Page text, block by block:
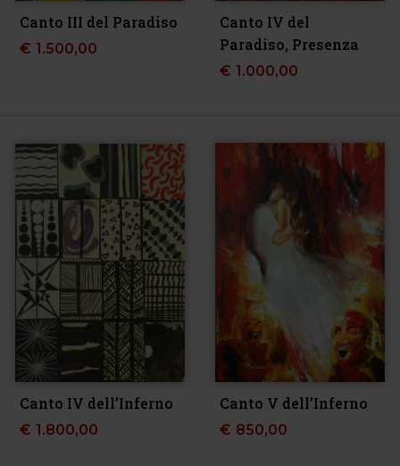
Canto III del Paradiso
€ 1.500,00
Canto IV del
Paradiso, Presenza
€ 1.000,00
Canto IV dell’Inferno
€ 1.800,00
Canto V dell’Inferno
€ 850,00